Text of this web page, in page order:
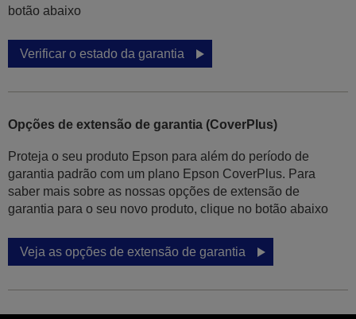
botão abaixo
Verificar o estado da garantia
Opções de extensão de garantia (CoverPlus)
Proteja o seu produto Epson para além do período de
garantia padrão com um plano Epson CoverPlus. Para
saber mais sobre as nossas opções de extensão de
garantia para o seu novo produto, clique no botão abaixo
Veja as opções de extensão de garantia